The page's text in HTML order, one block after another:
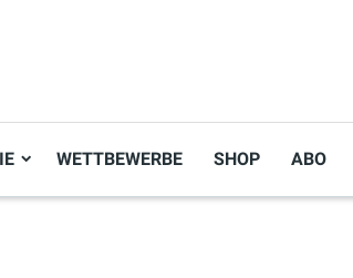
WETTBEWERBE SHOP ABO